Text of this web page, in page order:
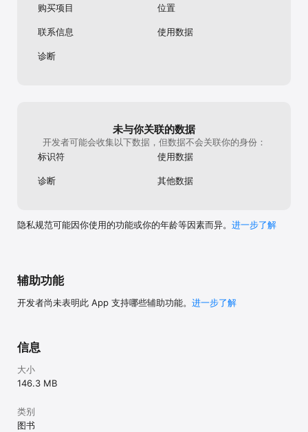
购买项目
位置
联系信息 使用数据
诊断
未与你关联的数据
开发者可能会收集以下数据，但数据不会关联你的身份：
标识符
使用数据
诊断 其他数据
隐私规范可能因你使用的功能或你的年龄等因素而异。 进一步了解
辅助功能
开发者尚未表明此 App 支持哪些辅助功能。 进一步了解
信息
大小
146.3 MB
类别
图书